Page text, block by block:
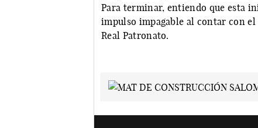
Para terminar, entiendo que esta
impulso impagable al contar con el
Real Patronato.